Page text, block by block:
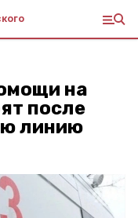
на
после
линию